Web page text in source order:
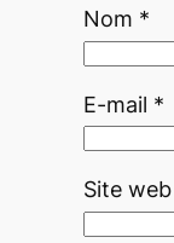
Nom *
E-mail *
Site web